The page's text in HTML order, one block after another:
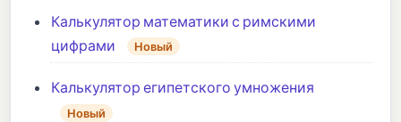
Калькулятор математики с римскими
цифрами
Новый
Калькулятор египетского умножения
Новый